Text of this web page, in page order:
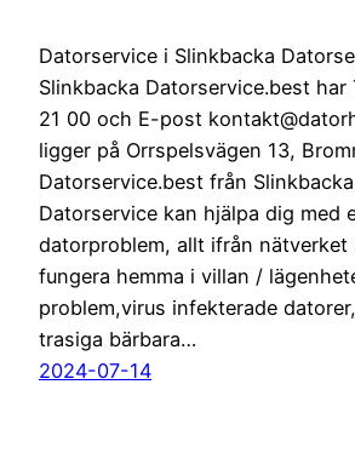
Datorservice i Slinkbacka
Slinkbacka Datorservice.best har
21 00 och E-post
ligger på Orrspelsvägen 13,
Datorservice.best från
Datorservice kan hjälpa dig med
datorproblem, allt ifrån nätverket
fungera hemma i villan /
problem,virus infekterade
trasiga bärbara…
2024-07-14